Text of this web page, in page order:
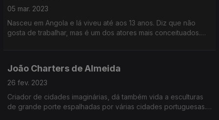
05 mar. 2023
Nasceu em Angola e lá viveu até aos 13 anos. Diz que não
gosta de trabalhar, mas é um dos atores mais conceituados.
João Charters de Almeida
26 fev. 2023
Criador de cidades imaginárias, dá também vida a esculturas
de grande porte espalhadas por várias cidades portuguesas.